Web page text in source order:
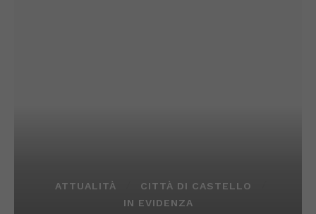
ATTUALITÀ
CITTÀ DI CASTELLO
IN EVIDENZA